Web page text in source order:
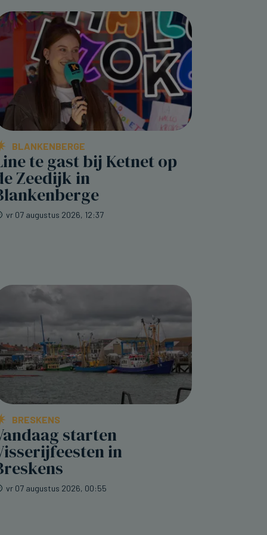
BLANKENBERGE
te gast bij Ketnet op
Zeedijk in
vr 07 augustus 2026, 12:37
BRESKENS
starten
in
vr 07 augustus 2026, 00:55